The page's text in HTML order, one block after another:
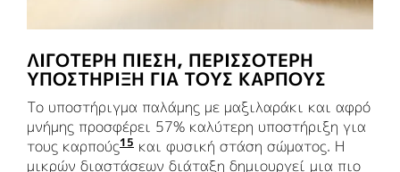
ΛΙΓΌΤΕΡΗ ΠΊΕΣΗ, ΠΕΡΙΣΣΌΤΕΡΗ
ΥΠΟΣΤΉΡΙΞΗ ΓΙΑ ΤΟΥΣ ΚΑΡΠΟΎΣ
Το υποστήριγμα παλάμης με μαξιλαράκι και αφρό
μνήμης προσφέρει 57% καλύτερη υποστήριξη για
τους καρπούς15 Σε σύγκριση με ένα παραδοσιακό
και φυσική στάση σώματος. Η
μικρών διαστάσεων διάταξη δημιουργεί μια πιο